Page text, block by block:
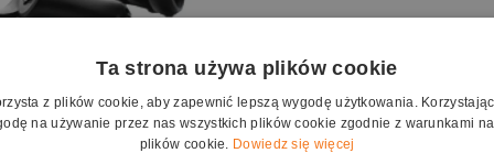
Pakiet STANDARD
Ta strona używa plików cookie
z plików cookie, aby zapewnić lepszą wygodę użytkowania.
na używanie przez nas wszystkich plików cookie zgodnie z warunkami
plików cookie. Dowiedz się więcej